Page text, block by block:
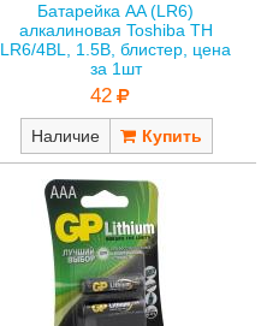
Батарейка AA (LR6)
алкалиновая Toshiba TH
LR6/4BL, 1.5В, блистер, цена
за 1шт
42
Наличие